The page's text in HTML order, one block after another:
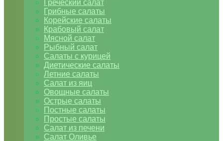
Греческий салат
Грибные салаты
Корейские салаты
Крабовый салат
Мясной салат
Рыбный салат
Салаты с курицей
Диетические салаты
Летние салаты
Салат из яиц
Овощные салаты
Острые салаты
Постные салаты
Простые салаты
Салат из печени
Салат Оливье